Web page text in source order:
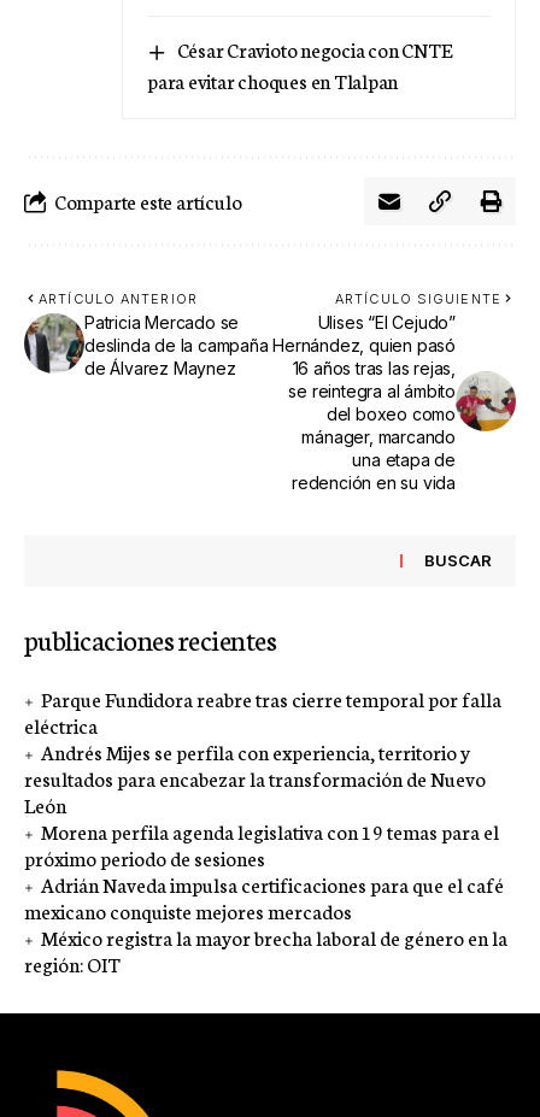
César Cravioto negocia con CNTE
para evitar choques en Tlalpan
Comparte este artículo
ARTÍCULO ANTERIOR
Patricia Mercado se
deslinda de la campaña
de Álvarez Maynez
ARTÍCULO SIGUIENTE
Ulises “El Cejudo”
Hernández, quien pasó
16 años tras las rejas,
se reintegra al ámbito
del boxeo como
mánager, marcando
una etapa de
redención en su vida
BUSCAR
publicaciones recientes
Parque Fundidora reabre tras cierre temporal por falla
eléctrica
Andrés Mijes se perfila con experiencia, territorio y
resultados para encabezar la transformación de Nuevo
León
Morena perfila agenda legislativa con 19 temas para el
próximo periodo de sesiones
Adrián Naveda impulsa certificaciones para que el café
mexicano conquiste mejores mercados
México registra la mayor brecha laboral de género en la
región: OIT